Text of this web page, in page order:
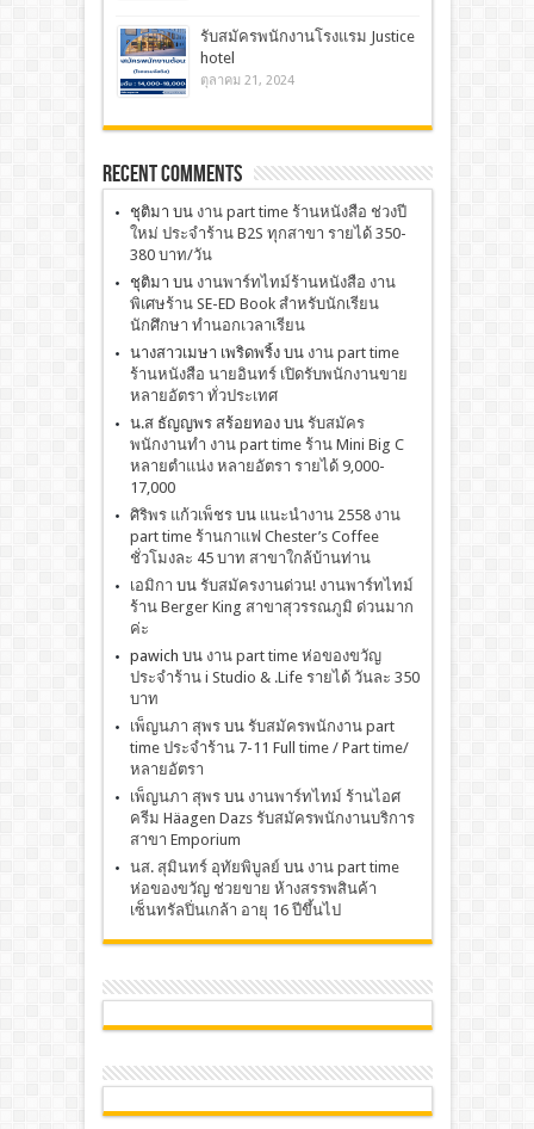
รับสมัครพนักงานโรงแรม Justice
hotel
ตุลาคม 21, 2024
Recent Comments
ชุติมา บน งาน part time ร้านหนังสือ ช่วงปี
ใหม่ ประจำร้าน B2S ทุกสาขา รายได้ 350-
380 บาท/วัน
ชุติมา บน งานพาร์ทไทม์ร้านหนังสือ งาน
พิเศษร้าน SE-ED Book สำหรับนักเรียน
นักศึกษา ทำนอกเวลาเรียน
นางสาวเมษา เพริดพริ้งบน งาน part time
ร้านหนังสือ นายอินทร์ เปิดรับพนักงานขาย
หลายอัตรา ทั่วประเทศ
น.ส ธัญญพร สร้อยทองบน รับสมัคร
พนักงานทำ งาน part time ร้าน Mini Big C
หลายตำแน่ง หลายอัตรา รายได้ 9,000-
17,000
ศิริพร แก้วเพ็ชรบน เเนะนำงาน 2558 งาน
part time ร้านกาแฟ Chester’s Coffee
ชั่วโมงละ 45 บาท สาขาใกล้บ้านท่าน
เอมิกา บน รับสมัครงานด่วน! งานพาร์ทไทม์
ร้าน Berger King สาขาสุวรรณภูมิ ด่วนมาก
ค่ะ
pawich บน งาน part time ห่อของขวัญ
ประจำร้าน i Studio & .Life รายได้ วันละ 350
บาท
เพ็ญนภา สุพรบน รับสมัครพนักงาน part
time ประจำร้าน 7-11 Full time / Part time/
หลายอัตรา
เพ็ญนภา สุพรบน งานพาร์ทไทม์ ร้านไอศ
ครีม Häagen Dazs รับสมัครพนักงานบริการ
สาขา Emporium
นส. สุมินทร์ อุทัยพิบูลย์ บน งาน part time
ห่อของขวัญ ช่วยขาย ห้างสรรพสินค้า
เซ็นทรัลปิ่นเกล้า อายุ 16 ปีขึ้นไป